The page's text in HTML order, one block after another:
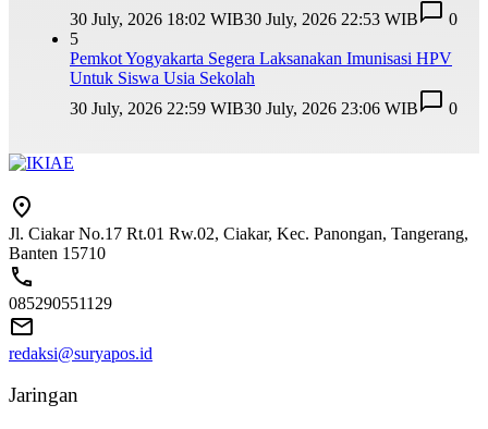
30 July, 2026 18:02 WIB30 July, 2026 22:53 WIB
0
5
Pemkot Yogyakarta Segera Laksanakan Imunisasi HPV
Untuk Siswa Usia Sekolah
30 July, 2026 22:59 WIB30 July, 2026 23:06 WIB 0
Jl. Ciakar No.17 Rt.01 Rw.02, Ciakar, Kec. Panongan, Tangerang,
Banten 15710
085290551129
redaksi@suryapos.id
Jaringan